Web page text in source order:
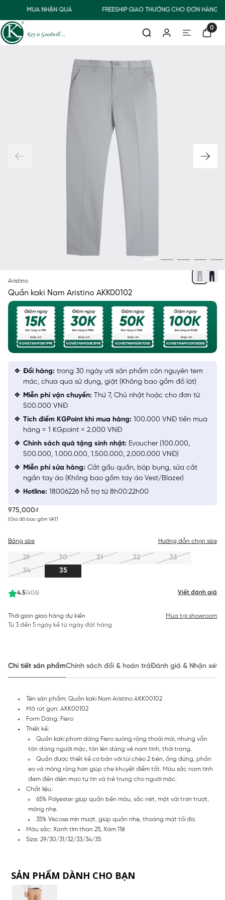
MUA NHẬN QUÀ FREESHIP GIAO THƯỜNG CHO ĐƠN HÀNG
0
Aristino
Quần kaki Nam Aristino AKK00102
975,000₫
(Giá đã bao gồm VAT)
4.5(406) Viết đánh giá
Bảng size Hướng dẫn chọn size
29 30 31 32
33
34
35
Thời gian giao hàng dự kiến
Từ 3 đến 5 ngày kể từ ngày đặt hàng
Mua tại showroom
Đổi hàng: trong 30 ngày với sản phẩm còn nguyên tem
mác, chưa qua sử dụng, giặt (Không bao gồm đồ lót)
Miễn phí vận chuyển: Thứ 7, Chủ nhật hoặc cho đơn từ
500.000 VNĐ
Tích điểm KGPoint khi mua hàng: 100.000 VNĐ tiền mua
hàng = 1 KGpoint = 2.000 VNĐ
Chính sách quà tặng sinh nhật: Evoucher (100.000,
500.000, 1.000.000, 1.500.000, 2.000.000 VNĐ)
Miễn phí sửa hàng: Cắt gấu quần, bóp bụng, sửa cắt
ngắn tay áo (Không bao gồm tay áo Vest/Blazer)
Hotline: 18006226 hỗ trợ từ 8h00:22h00
Chi tiết sản phẩmChính sách đổi & hoàn trảĐánh giá & Nhận xét
Tên sản phẩm: Quần kaki Nam Aristino AKK00102
Mã rút gọn: AKK00102
Form Dáng: Fiero
Thiết kế:
Quần kaki phom dáng Fiero suông rộng thoải mái, nhưng vẫn
tôn dáng người mặc, tôn lên dáng vẻ nam tính, thời trang.
Quần được thiết kế cơ bản với túi chéo 2 bên, ống đứng, phần
eo và mông rộng hơn giúp che khuyết điểm tốt. Màu sắc nam tính
đem đến diện mạo tự tin và trẻ trung cho người mặc.
Chất liệu:
65% Polyester giúp quần bền màu, sắc nét, mặt vải trơn trượt,
mỏng nhẹ.
35% Viscose mịn mượt, giúp quần nhẹ, thoáng mát tối đa.
Màu sắc: Xanh tím than 25, Xám 118
Size: 29/30/31/32/33/34/35
SẢN PHẨM DÀNH CHO BẠN